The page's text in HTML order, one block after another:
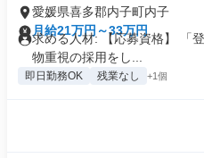
愛媛県喜多郡内子町内子
月給21万円～33万円
求める人材: 【応募資格】 「
物重視の採用をし...
即日勤務OK 残業なし +1個